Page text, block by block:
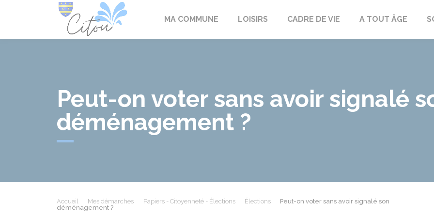
MA COMMUNE LOISIRS CADRE DE VIE A TOUT ÂGE
Peut-on voter sans avoir signalé
déménagement ?
Accueil Mes démarches Papiers - Citoyenneté - Élections Élections
Peut-on voter sans avoir signalé son
déménagement ?